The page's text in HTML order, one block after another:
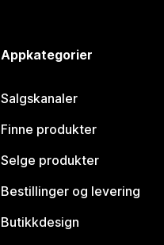
Appkategorier
Salgskanaler
Finne produkter
Selge produkter
Bestillinger og levering
Butikkdesign